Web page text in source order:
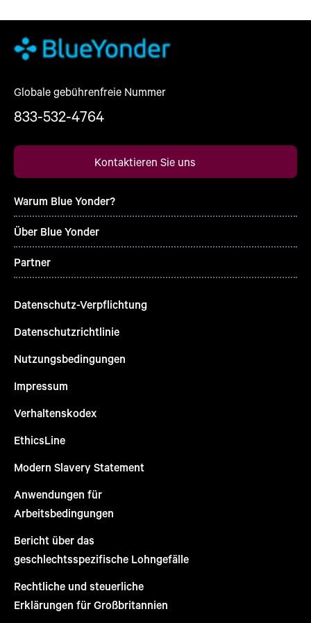
Globale gebührenfreie Nummer
833-532-4764
Kontaktieren Sie uns
Warum Blue Yonder?
Über Blue Yonder
Partner
Datenschutz-Verpflichtung
Datenschutzrichtlinie
Nutzungsbedingungen
Impressum
Verhaltenskodex
EthicsLine
Modern Slavery Statement
Anwendungen für
Arbeitsbedingungen
Bericht über das
geschlechtsspezifische Lohngefälle
Rechtliche und steuerliche
Erklärungen für Großbritannien